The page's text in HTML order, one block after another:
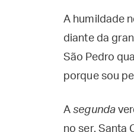
A humildade
diante da
São Pedro
porque sou
Asegunda
no ser. Santa